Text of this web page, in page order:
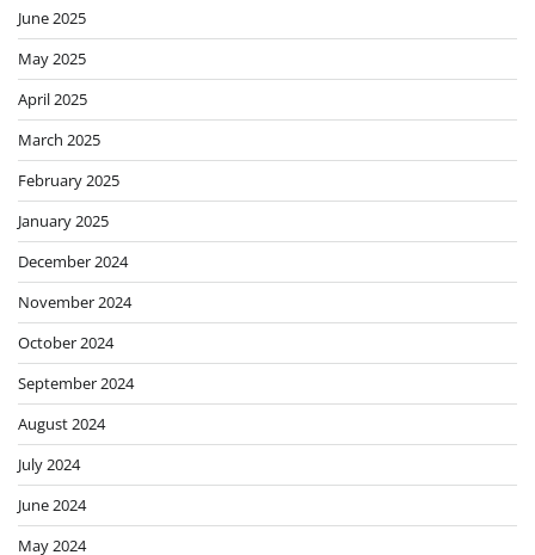
June 2025
May 2025
April 2025
March 2025
February 2025
January 2025
December 2024
November 2024
October 2024
September 2024
August 2024
July 2024
June 2024
May 2024